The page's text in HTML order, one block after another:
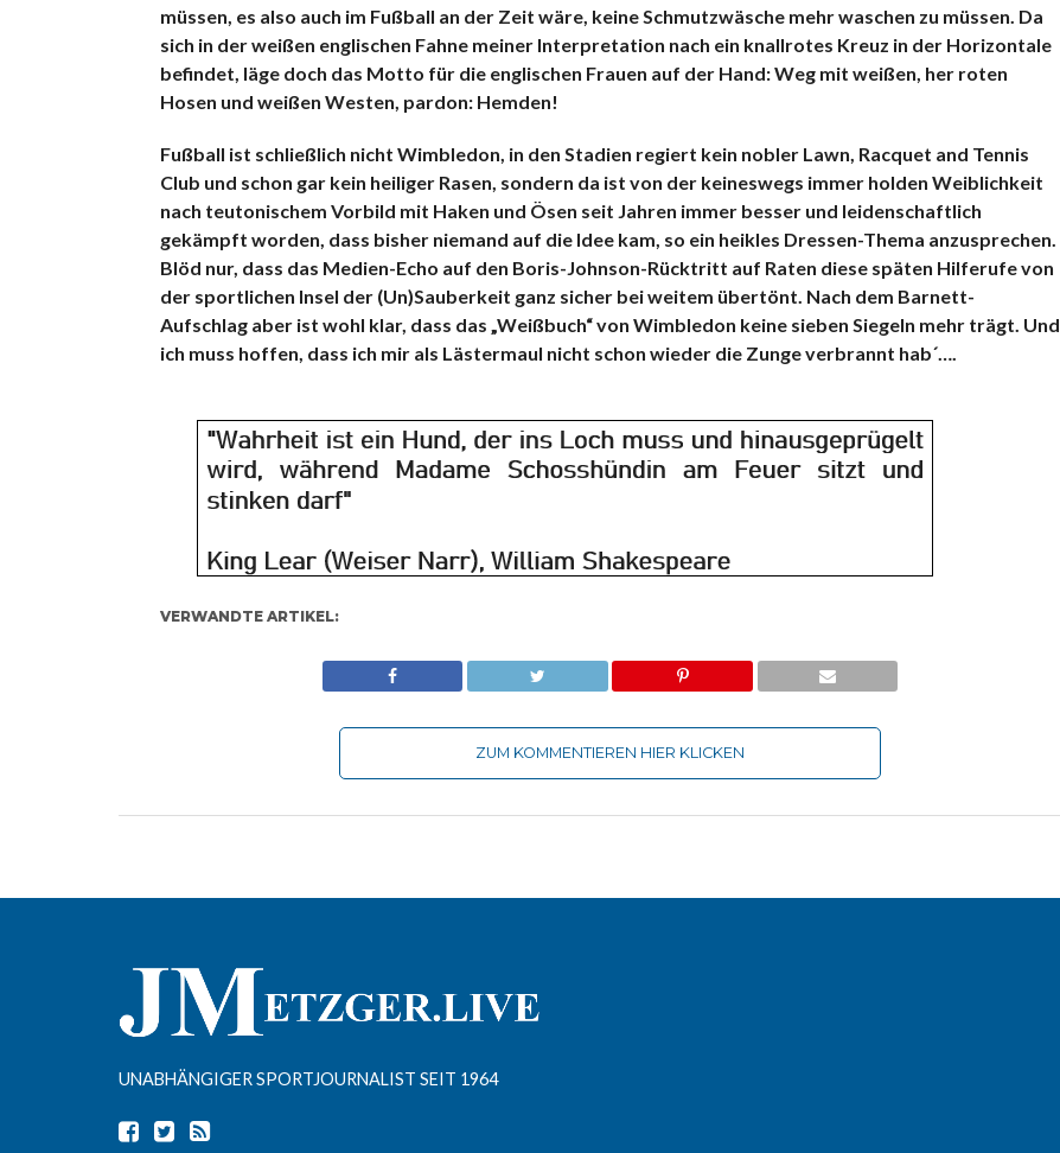
müssen, es also auch im Fußball an der Zeit wäre, keine Schmutzwäsche mehr waschen zu müssen. Da
sich in der weißen englischen Fahne meiner Interpretation nach ein knallrotes Kreuz in der Horizontale
befindet, läge doch das Motto für die englischen Frauen auf der Hand: Weg mit weißen, her roten
Hosen und weißen Westen, pardon: Hemden!
Fußball ist schließlich nicht Wimbledon, in den Stadien regiert kein nobler Lawn, Racquet and Tennis
Club und schon gar kein heiliger Rasen, sondern da ist von der keineswegs immer holden Weiblichkeit
nach teutonischem Vorbild mit Haken und Ösen seit Jahren immer besser und leidenschaftlich
gekämpft worden, dass bisher niemand auf die Idee kam, so ein heikles Dressen-Thema anzusprechen.
Blöd nur, dass das Medien-Echo auf den Boris-Johnson-Rücktritt auf Raten diese späten Hilferufe von
der sportlichen Insel der (Un)Sauberkeit ganz sicher bei weitem übertönt. Nach dem Barnett-
Aufschlag aber ist wohl klar, dass das „Weißbuch“ von Wimbledon keine sieben Siegeln mehr trägt. Und
ich muss hoffen, dass ich mir als Lästermaul nicht schon wieder die Zunge verbrannt hab´….
VERWANDTE ARTIKEL:
ZUM KOMMENTIEREN HIER KLICKEN
UNABHÄNGIGER SPORTJOURNALIST SEIT 1964